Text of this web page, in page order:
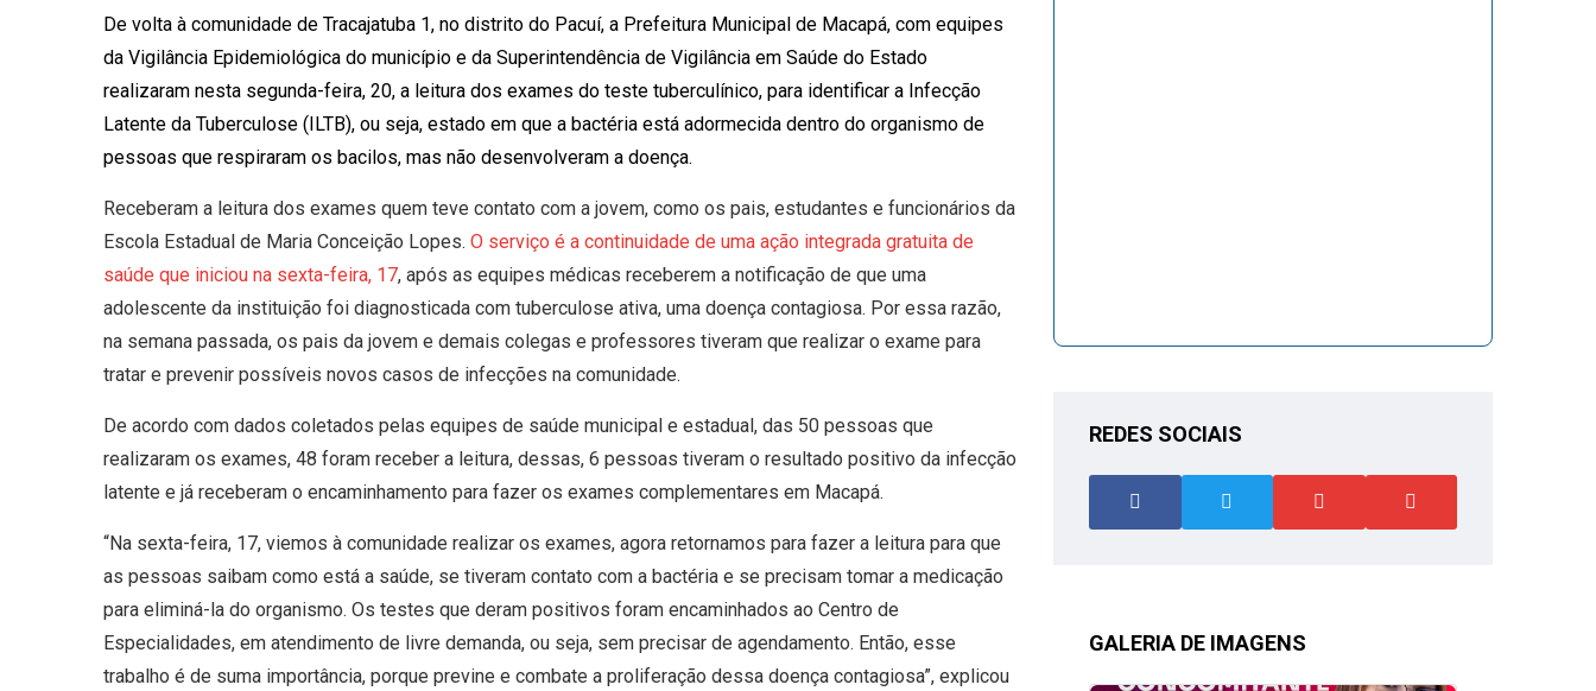
De volta à comunidade de Tracajatuba 1, no distrito do Pacuí, a Prefeitura Municipal de Macapá, com equipes
da Vigilância Epidemiológica do município e da Superintendência de Vigilância em Saúde do Estado
realizaram nesta segunda-feira, 20, a leitura dos exames do teste tuberculínico, para identificar a Infecção
Latente da Tuberculose (ILTB), ou seja, estado em que a bactéria está adormecida dentro do organismo de
pessoas que respiraram os bacilos, mas não desenvolveram a doença.
Receberam a leitura dos exames quem teve contato com a jovem, como os pais, estudantes e funcionários da
Escola Estadual de Maria Conceição Lopes. O serviço é a continuidade de uma ação integrada gratuita de
saúde que iniciou na sexta-feira, 17, após as equipes médicas receberem a notificação de que uma
adolescente da instituição foi diagnosticada com tuberculose ativa, uma doença contagiosa. Por essa razão,
na semana passada, os pais da jovem e demais colegas e professores tiveram que realizar o exame para
tratar e prevenir possíveis novos casos de infecções na comunidade.
De acordo com dados coletados pelas equipes de saúde municipal e estadual, das 50 pessoas que
realizaram os exames, 48 foram receber a leitura, dessas, 6 pessoas tiveram o resultado positivo da infecção
latente e já receberam o encaminhamento para fazer os exames complementares em Macapá.
“Na sexta-feira, 17, viemos à comunidade realizar os exames, agora retornamos para fazer a leitura para que
as pessoas saibam como está a saúde, se tiveram contato com a bactéria e se precisam tomar a medicação
para eliminá-la do organismo. Os testes que deram positivos foram encaminhados ao Centro de
Especialidades, em atendimento de livre demanda, ou seja, sem precisar de agendamento. Então, esse
trabalho é de suma importância, porque previne e combate a proliferação dessa doença contagiosa”, explicou
REDES SOCIAIS
GALERIA DE IMAGENS